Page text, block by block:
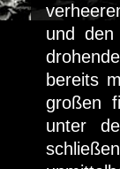
und
bereits
großen
unter